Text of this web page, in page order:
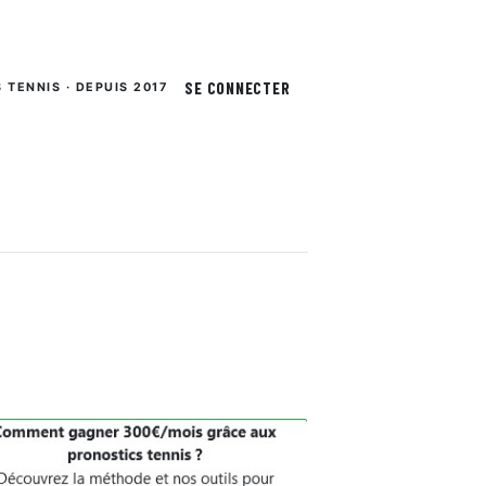
TENNIS · DEPUIS 2017 SE CONNECTER